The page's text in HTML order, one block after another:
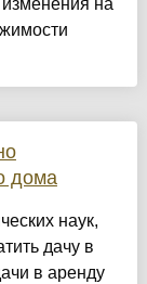
на
дома
наук,
дачу в
в аренду